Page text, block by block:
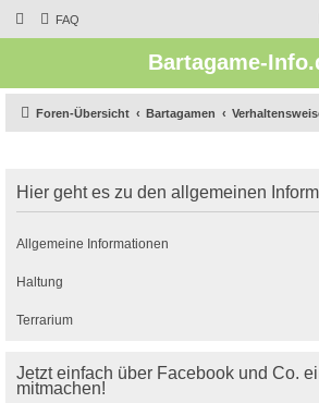
FAQ
Bartagame-
Foren-Übersicht Bartagamen
Hier geht es zu den allgemeinen
Allgemeine Informationen
Haltung
Terrarium
Jetzt einfach über Facebook und Co.
mitmachen!